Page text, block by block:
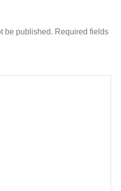
be published. Required fields